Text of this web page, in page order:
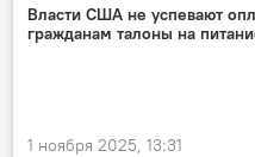
Власти США не успевают
гражданам талоны на
1 ноября 2025, 13:31